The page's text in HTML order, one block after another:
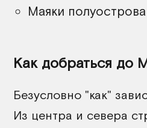
Маяки полуострова
Как добраться до
Безусловно "как"
Из центра и севера